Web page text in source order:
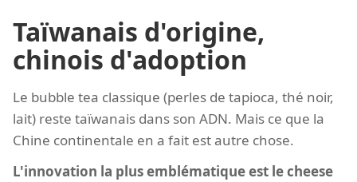
Taïwanais d'origine,
chinois d'adoption
Le bubble tea classique (perles de tapioca, thé noir,
lait) reste taïwanais dans son ADN. Mais ce que la
Chine continentale en a fait est autre chose.
L'innovation la plus emblématique est le cheese